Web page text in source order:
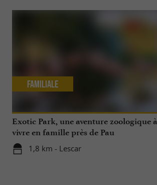
Exotic Park, une aventure zoologique à
vivre en famille près de Pau
1,8 km - Lescar
Familiale